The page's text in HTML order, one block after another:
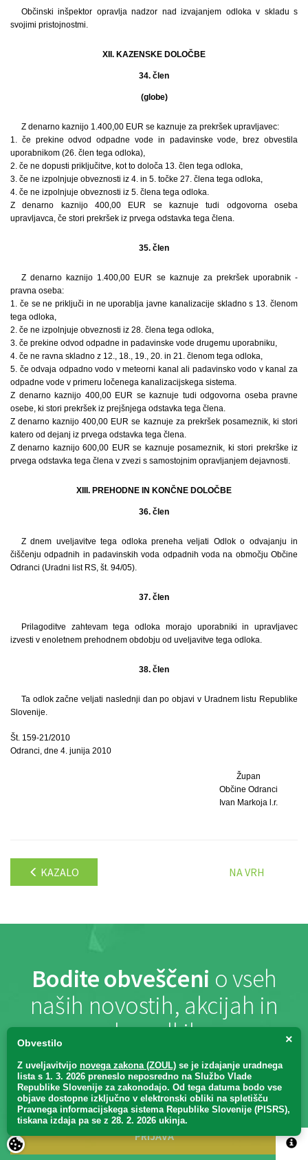
Občinski inšpektor opravlja nadzor nad izvajanjem odloka v skladu s
svojimi pristojnostmi.
XII. KAZENSKE DOLOČBE
34. člen
(globe)
Z denarno kaznijo 1.400,00 EUR se kaznuje za prekršek upravljavec:
1. če prekine odvod odpadne vode in padavinske vode, brez obvestila
uporabnikom (26. člen tega odloka),
2. če ne dopusti priključitve, kot to določa 13. člen tega odloka,
3. če ne izpolnjuje obveznosti iz 4. in 5. točke 27. člena tega odloka,
4. če ne izpolnjuje obveznosti iz 5. člena tega odloka.
Z denarno kaznijo 400,00 EUR se kaznuje tudi odgovorna oseba
upravljavca, če stori prekršek iz prvega odstavka tega člena.
35. člen
Z denarno kaznijo 1.400,00 EUR se kaznuje za prekršek uporabnik -
pravna oseba:
1. če se ne priključi in ne uporablja javne kanalizacije skladno s 13. členom
tega odloka,
2. če ne izpolnjuje obveznosti iz 28. člena tega odloka,
3. če prekine odvod odpadne in padavinske vode drugemu uporabniku,
4. če ne ravna skladno z 12., 18., 19., 20. in 21. členom tega odloka,
5. če odvaja odpadno vodo v meteorni kanal ali padavinsko vodo v kanal za
odpadne vode v primeru ločenega kanalizacijskega sistema.
Z denarno kaznijo 400,00 EUR se kaznuje tudi odgovorna oseba pravne
osebe, ki stori prekršek iz prejšnjega odstavka tega člena.
Z denarno kaznijo 400,00 EUR se kaznuje za prekršek posameznik, ki stori
katero od dejanj iz prvega odstavka tega člena.
Z denarno kaznijo 600,00 EUR se kaznuje posameznik, ki stori prekrške iz
prvega odstavka tega člena v zvezi s samostojnim opravljanjem dejavnosti.
XIII. PREHODNE IN KONČNE DOLOČBE
36. člen
Z dnem uveljavitve tega odloka preneha veljati Odlok o odvajanju in
čiščenju odpadnih in padavinskih voda odpadnih voda na območju Občine
Odranci (Uradni list RS, št. 94/05).
37. člen
Prilagoditve zahtevam tega odloka morajo uporabniki in upravljavec
izvesti v enoletnem prehodnem obdobju od uveljavitve tega odloka.
38. člen
Ta odlok začne veljati naslednji dan po objavi v Uradnem listu Republike
Slovenije.
Št. 159-21/2010
Odranci, dne 4. junija 2010
Župan
Občine Odranci
Ivan Markoja l.r.
KAZALO NA VRH
Bodite obveščeni o vseh
naših novostih, akcijah in
dogodkih
PRIJAVA
×
Obvestilo
Z uveljavitvijo novega zakona (ZOUL) se je izdajanje uradnega
lista s 1. 3. 2026 preneslo neposredno na Službo Vlade
Republike Slovenije za zakonodajo. Od tega datuma bodo vse
objave dostopne izključno v elektronski obliki na spletišču
Pravnega informacijskega sistema Republike Slovenije (PISRS),
tiskana izdaja pa se z 28. 2. 2026 ukinja.